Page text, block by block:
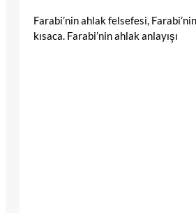
Farabi’nin ahlak felsefesi,
kısaca. Farabi’nin ahlak anlayışı